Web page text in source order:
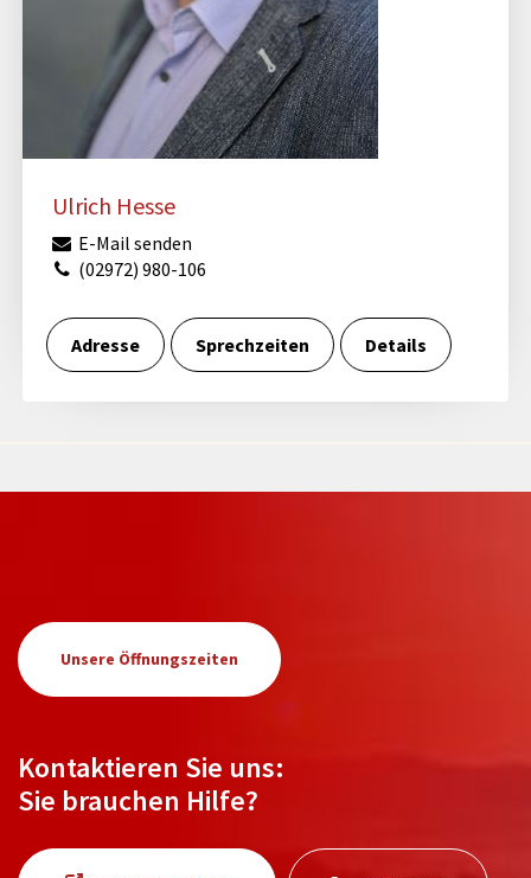
Ulrich Hesse
E-Mail senden
(02972) 980-106
Adresse Sprechzeiten Details
Unsere Öffnungszeiten
Kontaktieren Sie uns:
Sie brauchen Hilfe?